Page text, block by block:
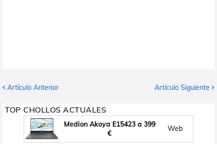
Artículo Anterior Artículo Siguiente
TOP CHOLLOS ACTUALES
Medion Akoya E15423 a 399
€
Web